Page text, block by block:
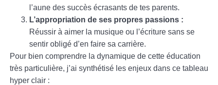
l’aune des succès écrasants de tes parents.
L’appropriation de ses propres passions :
Réussir à aimer la musique ou l’écriture sans se
sentir obligé d’en faire sa carrière.
Pour bien comprendre la dynamique de cette éducation
très particulière, j’ai synthétisé les enjeux dans ce tableau
hyper clair :